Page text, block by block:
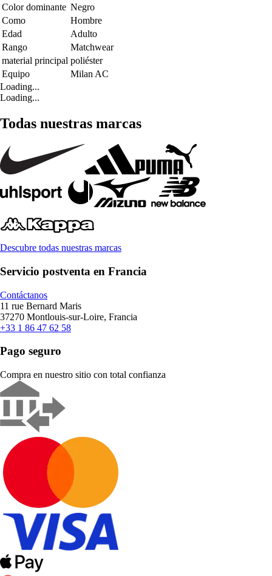
Color dominante Negro
Como
Hombre
Edad
Adulto
Rango
Matchwear
material principal poliéster
Equipo
Milan AC
Loading...
Loading...
Todas nuestras marcas
Descubre todas nuestras marcas
Servicio postventa en Francia
Contáctanos
11 rue Bernard Maris
37270 Montlouis-sur-Loire, Francia
+33 1 86 47 62 58
Pago seguro
Compra en nuestro sitio con total confianza